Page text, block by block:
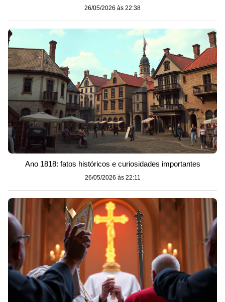
26/05/2026 às 22:38
Ano 1818: fatos históricos e curiosidades importantes
26/05/2026 às 22:11